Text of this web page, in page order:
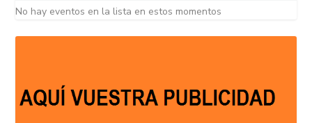
No hay eventos en la lista en estos momentos